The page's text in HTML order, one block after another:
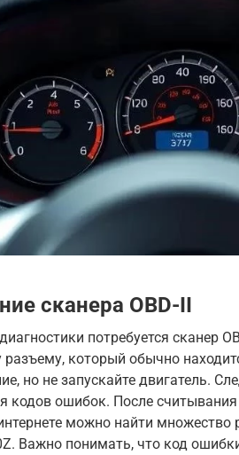
сканера OBD-II
потребуется сканер
разъему, который обычно
но не запускайте двигатель.
кодов ошибок. После
можно найти
Важно понимать, что код